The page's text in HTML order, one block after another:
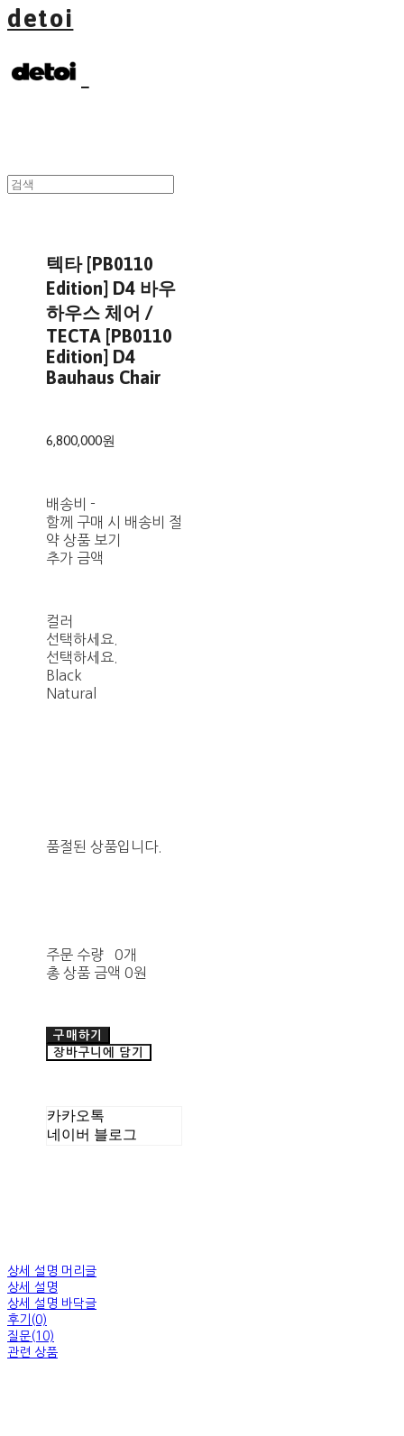
detoi
텍타 [PB0110
Edition] D4 바우
하우스 체어 /
TECTA [PB0110
Edition] D4
Bauhaus Chair
6,800,000원
배송비 -
함께 구매 시 배송비 절
약 상품 보기
추가 금액
컬러
선택하세요.
선택하세요.
Black
Natural
품절된 상품입니다.
주문 수량
0개
총 상품 금액 0원
구매하기
장바구니에 담기
카카오톡
네이버 블로그
상세 설명 머리글
상세 설명
상세 설명 바닥글
후기(0)
질문(10)
관련 상품